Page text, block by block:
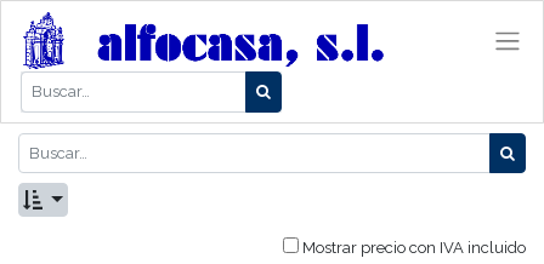
Mostrar precio con IVA incluido